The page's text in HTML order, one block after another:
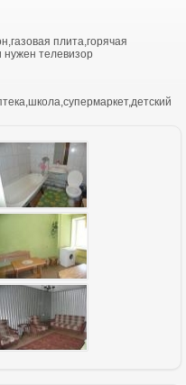
плита,горячая
нужен телевизор